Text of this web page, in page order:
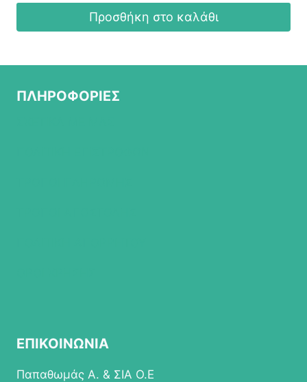
Προσθήκη στο καλάθι
ΠΛΗΡΟΦΟΡΙΕΣ
ΕΠΙΚΟΙΝΩΝΙΑ
Παπαθωμάς Α. & ΣΙΑ Ο.Ε